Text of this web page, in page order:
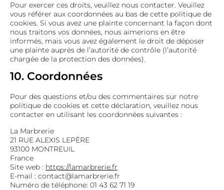
Pour exercer ces droits, veuillez nous contacter. Veuillez
vous référer aux coordonnées au bas de cette politique de
cookies. Si vous avez une plainte concernant la façon dont
nous traitons vos données, nous aimerions en être
informés, mais vous avez également le droit de déposer
une plainte auprès de l’autorité de contrôle (l’autorité
chargée de la protection des données).
10. Coordonnées
Pour des questions et/ou des commentaires sur notre
politique de cookies et cette déclaration, veuillez nous
contacter en utilisant les coordonnées suivantes :
La Marbrerie
21 RUE ALEXIS LEPÈRE
93100 MONTREUIL
France
Site web : https://lamarbrerie.fr
E-mail : contact@lamarbrerie.fr
Numéro de téléphone: 01 43 62 71 19